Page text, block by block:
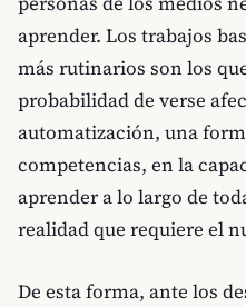
aprender. Los trabajos
más rutinarios son los
probabilidad de verse
automatización, una
competencias, en la
aprender a lo largo de
realidad que requiere el
De esta forma, ante los